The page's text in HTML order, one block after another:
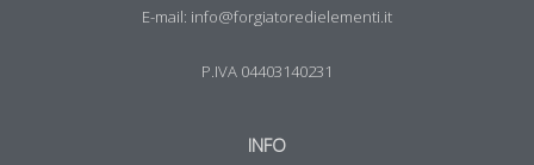
E-mail: info@forgiatoredielementi.it
P.IVA 04403140231
INFO